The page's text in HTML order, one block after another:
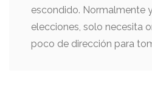
escondido. Normalmente
elecciones, solo necesita
poco de dirección para